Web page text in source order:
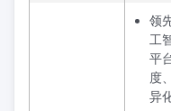
领
工
平
度
异